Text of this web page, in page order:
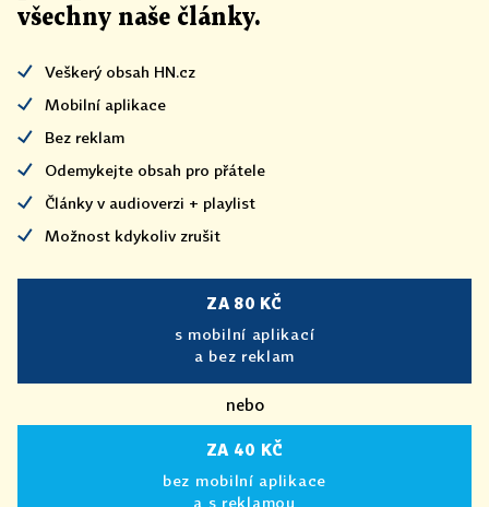
všechny naše články.
Veškerý obsah HN.cz
Mobilní aplikace
Bez reklam
Odemykejte obsah pro přátele
Články v audioverzi + playlist
Možnost kdykoliv zrušit
ZA 80 KČ
s mobilní aplikací
a bez reklam
nebo
ZA 40 KČ
bez mobilní aplikace
a s reklamou